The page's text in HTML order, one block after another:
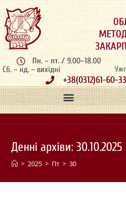
Пн. – пт. / 9.00–18.00
Сб. – нд. – вихідні
+38(0312)61-60-
Денні архіви: 30.10.2025
> 2025 > Пт > 30